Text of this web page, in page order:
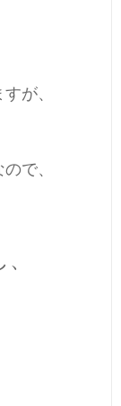
が、
で、